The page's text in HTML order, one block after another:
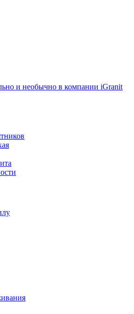
и необычно в компании iGranit